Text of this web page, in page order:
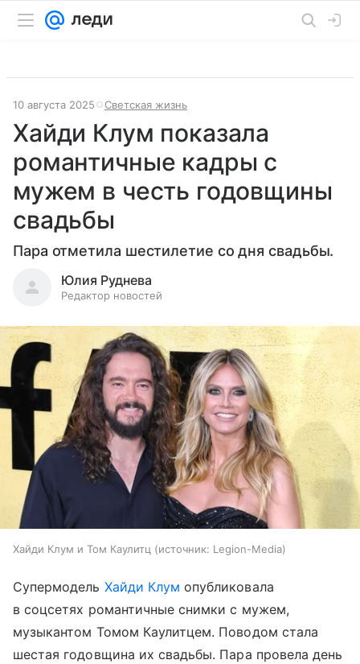
10 августа 2025 Светская жизнь
Хайди Клум показала
романтичные кадры с
мужем в честь годовщины
свадьбы
Пара отметила шестилетие со дня свадьбы.
Юлия Руднева
Редактор новостей
Хайди Клум и Том Каулитц источник: Legion-Media
Супермодель Хайди Клум опубликовала
в соцсетях романтичные снимки с мужем,
музыкантом Томом Каулитцем. Поводом стала
шестая годовщина их свадьбы. Пара провела день